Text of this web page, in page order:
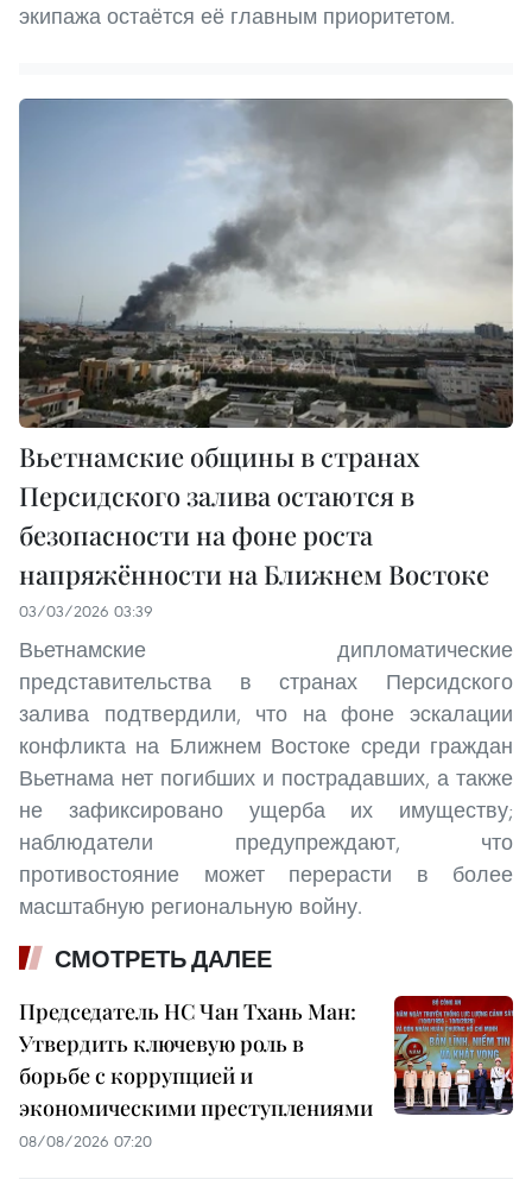
экипажа остаётся её главным приоритетом.
Вьетнамские общины в странах
Персидского залива остаются в
безопасности на фоне роста
напряжённости на Ближнем Востоке
03/03/2026 03:39
Вьетнамские дипломатические
представительства в странах Персидского
залива подтвердили, что на фоне эскалации
конфликта на Ближнем Востоке среди граждан
Вьетнама нет погибших и пострадавших, а также
не зафиксировано ущерба их имуществу;
наблюдатели предупреждают, что
противостояние может перерасти в более
масштабную региональную войну.
СМОТРЕТЬ ДАЛЕЕ
Председатель НС Чан Тхань Ман:
Утвердить ключевую роль в
борьбе с коррупцией и
экономическими преступлениями
08/08/2026 07:20